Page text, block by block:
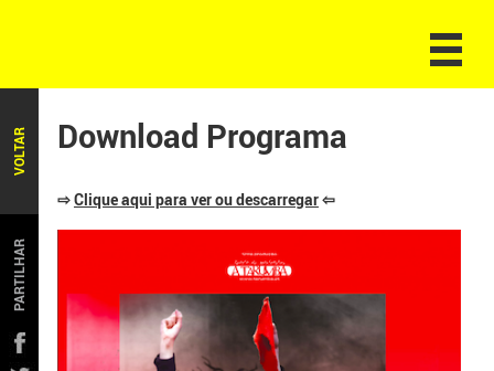
VOLTAR
PARTILHAR
Download Programa
⇨Clique aqui para ver ou descarregar⇦